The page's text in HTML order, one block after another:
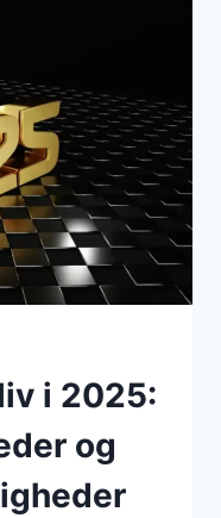
i 2025:
og